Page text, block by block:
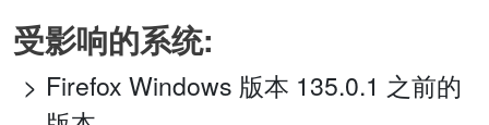
受影响的系统:
Firefox Windows 版本 135.0.1 之前的